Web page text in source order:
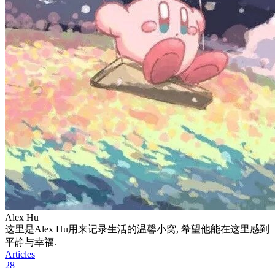
Alex Hu
这里是Alex Hu用来记录生活的温馨小窝, 希望他能在这里感到
平静与幸福.
Articles
28